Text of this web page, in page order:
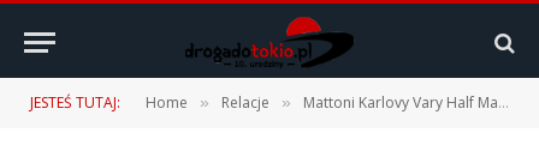
JESTEŚ TUTAJ: Home » Relacje » Mattoni Karlovy Vary Half Marathon 2018 – 19.05.2018 r.